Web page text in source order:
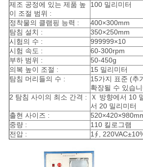
요
구
하
세
요
사
이
제조 공정에 있는 제품 높
이 조절 범위 :
100 밀리미터
정착물의 클램핑 능력 :
400×300mm
탐침 설치 :
350×250mm
시험의 수 :
999999×10
시험 속도 :
60-300rpm
부하 범위 :
50-450g
의복 높이 조절 :
15 밀리미터
탐침 머리들의 수 :
15가지 표준 (추
확장될 수 있습
2 탐침 사이의 최소 간격 :
Ｘ 방향에서 10
서 20 밀리미터
출현 사이즈 :
중량 :
110 킬로그램
전압 :
1∮,